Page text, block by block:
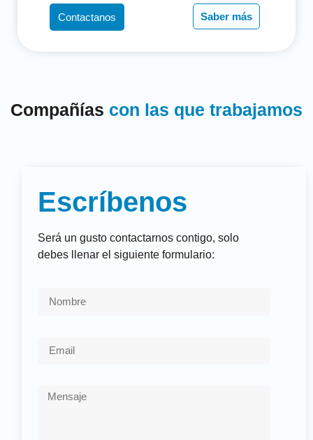
Contactanos Saber más
Compañías con las que trabajamos
Escríbenos
Será un gusto contactarnos contigo, solo
debes llenar el siguiente formulario: